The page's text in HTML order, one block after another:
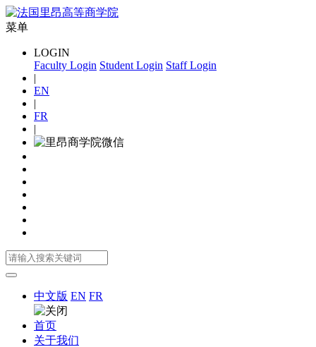
菜单
LOGIN
Faculty Login Student Login Staff Login
|
EN
|
FR
|
中文版 EN FR
首页
关于我们